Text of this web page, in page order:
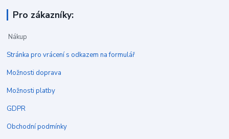
Pro zákazníky:
Nákup
Stránka pro vrácení s odkazem na formulář
Možnosti doprava
Možnosti platby
GDPR
Obchodní podmínky